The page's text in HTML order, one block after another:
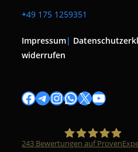
+49 175 1259351
Impressum|
widerrufen
Facebook
Telegram
Instagram
WhatsApp
X YouTube
243 Bewertungen auf